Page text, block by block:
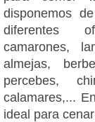
disponemos
diferentes
camarones,
almejas,
percebes,
calamares,...
ideal para